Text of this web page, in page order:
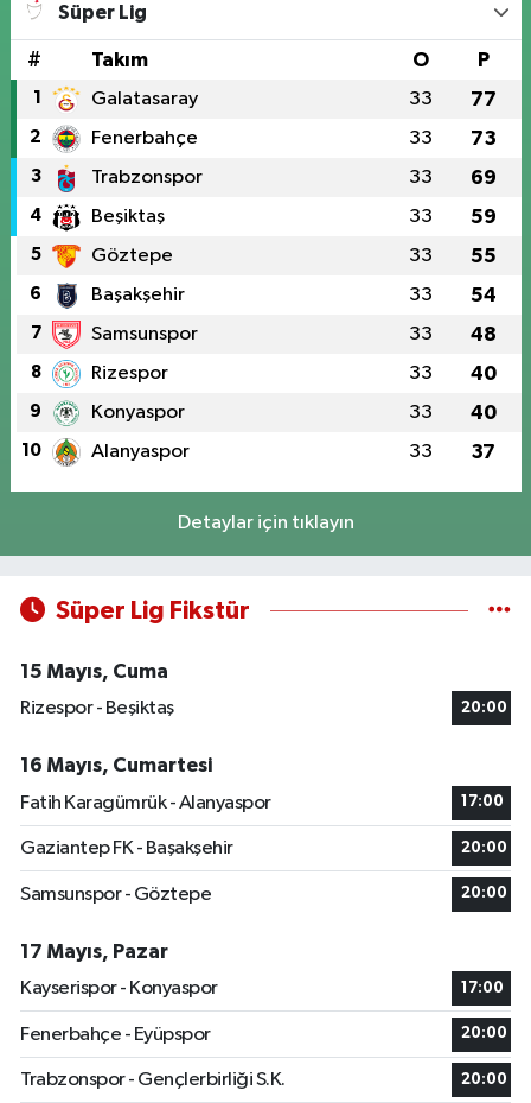
Süper Lig
# Takım O P
1 Galatasaray 33 77
2 Fenerbahçe 33 73
3 Trabzonspor 33 69
4 Beşiktaş 33 59
5 Göztepe 33 55
6 Başakşehir 33 54
7 Samsunspor 33 48
8 Rizespor 33 40
9 Konyaspor 33 40
10 Alanyaspor 33 37
Detaylar için tıklayın
Süper Lig Fikstür
15 Mayıs, Cuma
Rizespor - Beşiktaş
20:00
16 Mayıs, Cumartesi
Fatih Karagümrük - Alanyaspor
17:00
Gaziantep FK - Başakşehir 20:00
Samsunspor - Göztepe 20:00
17 Mayıs, Pazar
Kayserispor - Konyaspor
17:00
Fenerbahçe - Eyüpspor 20:00
Trabzonspor - Gençlerbirliği S.K. 20:00